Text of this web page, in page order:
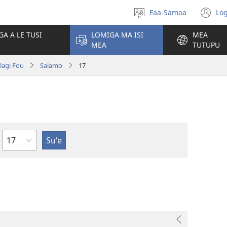
Filifili
le
gagana
Faa-Samoa
se
A LE TUSI
LOMIGA MA ISI
MEA
MEA
TUTUPU
Fou Salamo 17
Mataupu